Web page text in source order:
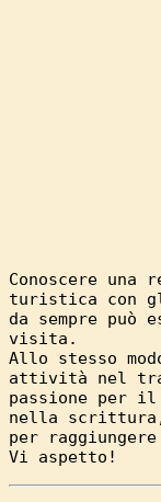
Conoscere
turistica con
da sempre può
visita.
Allo stesso
attività nel
passione per
nella scrittura,
per
Vi aspetto!